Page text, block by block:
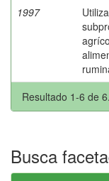
1997
Resultado 1-6 de 6.
Busca